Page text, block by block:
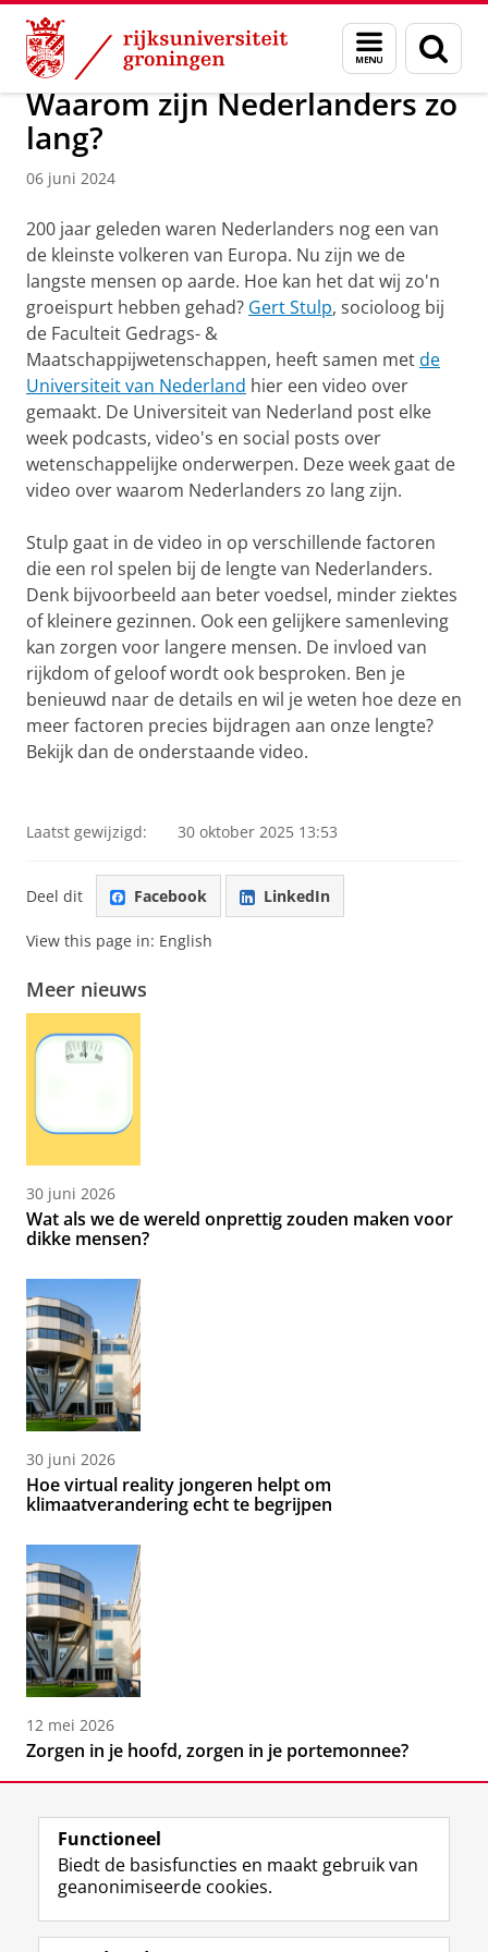
Skip
Content
Skip
Navigation
Menu
en
zoeken
Over ons Actueel Nieuws
Waarom zijn Nederlanders zo
lang?
06 juni 2024
200 jaar geleden waren Nederlanders nog een van
de kleinste volkeren van Europa. Nu zijn we de
langste mensen op aarde. Hoe kan het dat wij zo'n
groeispurt hebben gehad? Gert Stulp, socioloog bij
de Faculteit Gedrags- &
Maatschappijwetenschappen, heeft samen metde
Universiteit van Nederland hier een video over
gemaakt. De Universiteit van Nederland post elke
week podcasts, video's en social posts over
wetenschappelijke onderwerpen. Deze week gaat de
video over waarom Nederlanders zo lang zijn.
Stulp gaat in de video in op verschillende factoren
die een rol spelen bij de lengte van Nederlanders.
Denk bijvoorbeeld aan beter voedsel, minder ziektes
of kleinere gezinnen. Ook een gelijkere samenleving
kan zorgen voor langere mensen. De invloed van
rijkdom of geloof wordt ook besproken. Ben je
benieuwd naar de details en wil je weten hoe deze en
meer factoren precies bijdragen aan onze lengte?
Bekijk dan de onderstaande video.
Laatst gewijzigd: 30 oktober 2025 13:53
Deel dit Facebook LinkedIn
View this page in: English
Meer nieuws
30 juni 2026
Wat als we de wereld onprettig zouden maken voor
dikke mensen?
30 juni 2026
Hoe virtual reality jongeren helpt om
klimaatverandering echt te begrijpen
12 mei 2026
Zorgen in je hoofd, zorgen in je portemonnee?
Volg de RUG
F
a
L
i
R
S
I
n
Y
o
Functioneel
Biedt de basisfuncties en maakt gebruik van
geanonimiseerde cookies.